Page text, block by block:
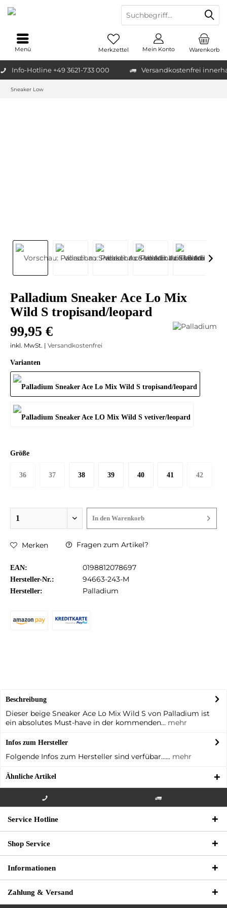
Info-Hotline +49 3621-733 000 Versandkostenfrei
Warenkorb
Merkzettel Mein Konto
Menü
Sneaker Low
Palladium Sneaker Ace Lo Mix
Wild S tropisand/leopard
99,95 €
inkl. MwSt. | Versandkostenfrei
Varianten
Größe
36 37 38 39 40 41 42
In den Warenkorb
Merken Fragen zum Artikel?
EAN: 0198812078697
Hersteller-Nr.: 94663-243-M
Hersteller: Palladium
Beschreibung
Dieser beige Sneaker Ace Lo Mix Wild S von Palladium ist
ein absolutes Must-have in der kommenden... mehr
Infos zum Hersteller
Folgende Infos zum Hersteller sind verfübar...... mehr
Ähnliche Artikel
000
Service Hotline
Shop Service
Informationen
Zahlung & Versand